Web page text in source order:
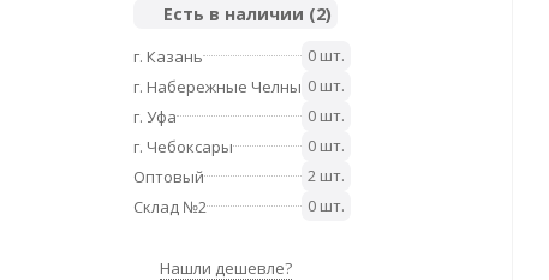
Есть в наличии (2)
г. Казань
0 шт.
г. Набережные Челны 0 шт.
г. Уфа
0 шт.
г. Чебоксары
0 шт.
Оптовый
2 шт.
Склад №2
0 шт.
Нашли дешевле?